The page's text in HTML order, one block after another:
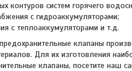
контуров систем горячего
с гидроаккумуляторами;
с теплоаккумуляторами и т.д.
клапаны
Для их изготовления
клапаны, посетите наш